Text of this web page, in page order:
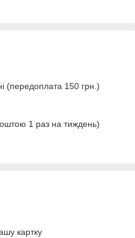
(передоплата 150 грн.)
1 раз на тиждень)
картку